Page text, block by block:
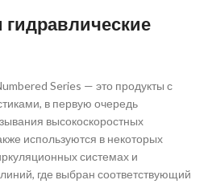
Series — это продукты с
в первую очередь
высокоскоростных
используются в некоторых
системах и
где выбран соответствующий